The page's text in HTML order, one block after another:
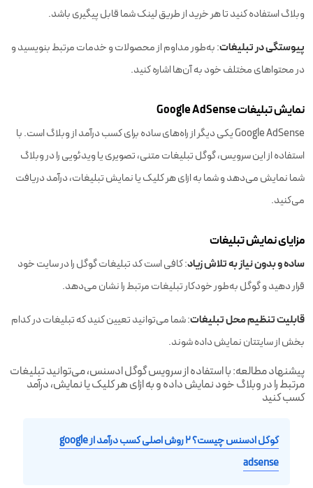
وبلاگ استفاده کنید تا هر خرید از طریق لینک شما قابل پیگیری باشد.
پیوستگی در تبلیغات: به‌طور مداوم از محصولات و خدمات مرتبط بنویسید و
در محتواهای مختلف خود به آن‌ها اشاره کنید.
نمایش تبلیغات Google AdSense
Google AdSense یکی دیگر از راه‌های ساده برای کسب درآمد از وبلاگ است. با
استفاده از این سرویس، گوگل تبلیغات متنی، تصویری یا ویدئویی را در وبلاگ
شما نمایش می‌دهد و شما به ازای هر کلیک یا نمایش تبلیغات، درآمد دریافت
می‌کنید.
مزایای نمایش تبلیغات
ساده و بدون نیاز به تلاش زیاد: کافی است کد تبلیغات گوگل را در سایت خود
قرار دهید و گوگل به‌طور خودکار تبلیغات مرتبط را نشان می‌دهد.
قابلیت تنظیم محل تبلیغات: شما می‌توانید تعیین کنید که تبلیغات در کدام
بخش از سایتتان نمایش داده شوند.
پیشنهاد مطالعه: با استفاده از سرویس گوگل ادسنس، می‌توانید تبلیغات
مرتبط را در وبلاگ خود نمایش داده و به ازای هر کلیک یا نمایش، درآمد
کسب کنید
گوگل ادسنس چیست؟ ۲ روش اصلی کسب درآمد از google
adsense